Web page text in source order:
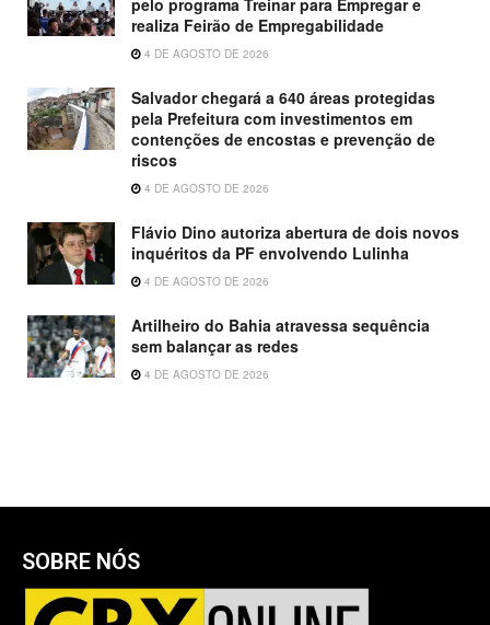
realiza Feirão de Empregabilidade
4 DE AGOSTO DE 2026
Salvador chegará a 640 áreas protegidas
pela Prefeitura com investimentos em
contenções de encostas e prevenção de
riscos
4 DE AGOSTO DE 2026
Flávio Dino autoriza abertura de dois novos
inquéritos da PF envolvendo Lulinha
4 DE AGOSTO DE 2026
Artilheiro do Bahia atravessa sequência
sem balançar as redes
4 DE AGOSTO DE 2026
SOBRE NÓS